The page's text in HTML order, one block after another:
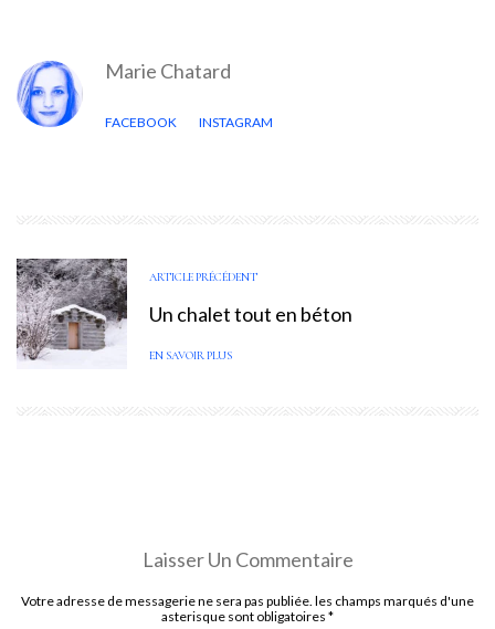
Marie Chatard
FACEBOOK INSTAGRAM
ARTICLE PRÉCÉDENT
Un chalet tout en béton
EN SAVOIR PLUS
Laisser Un Commentaire
Votre adresse de messagerie ne sera pas publiée. les champs marqués d'une
asterisque sont obligatoires *